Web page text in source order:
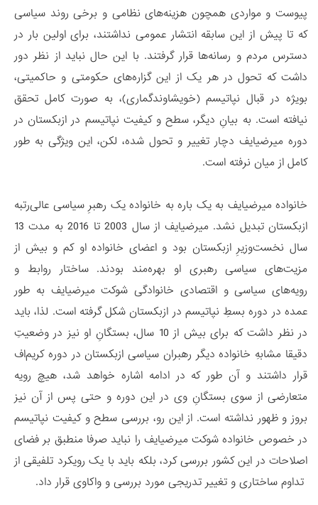
پیوست و مواردی همچون هزینه‌های نظامی و برخی روند سیاسی
که تا پیش از این سابقه انتشار عمومی نداشتند، برای اولین بار در
دسترس مردم و رسانه‌ها قرار گرفتند. با این حال نباید از نظر دور
داشت که تحول در هر یک از این گزاره‌های حکومتی و حاکمیتی،
بویژه در قبال نپاتیسم (خویشاوندگماری)، به صورت کامل تحقق
نیافته است. به بیانِ دیگر، سطح و کیفیت نپاتیسم در ازبکستان در
دوره میرضیایف دچار تغییر و تحول شده، لکن، این ویژگی به طور
کامل از میان نرفته است.
خانواده میرضیایف به یک باره به خانواده یک رهبرِ سیاسی عالی‌رتبه
ازبکستان تبدیل نشد. میرضیایف از سال 2003 تا 2016 به مدت 13
سال نخست‌وزیرِ ازبکستان بود و اعضای خانواده او کم و بیش از
مزیت‌های سیاسی رهبری او بهره‌مند بودند. ساختار روابط و
رویه‌های سیاسی و اقتصادی خانوادگی شوکت میرضیایف به طور
عمده در دوره بسطِ نپاتیسم در ازبکستان شکل گرفته است. لذا، باید
در نظر داشت که برای بیش از 10 سال، بستگانِ او نیز در وضعیتِ
دقیقا مشابهِ خانواده دیگر رهبران سیاسی ازبکستان در دوره کریم‌اف
قرار داشتند و آن طور که در ادامه اشاره خواهد شد، هیچ رویه
متعارضی از سوی بستگانِ وی در این دوره و حتی پس از آن نیز
بروز و ظهور نداشته است. از این رو، بررسی سطح و کیفیت نپاتیسم
در خصوص خانواده شوکت میرضیایف را نباید صرفا منطبق بر فضای
اصلاحات در این کشور بررسی کرد، بلکه باید با یک رویکرد تلفیقی از
تداوم ساختاری و تغییر تدریجی مورد بررسی و واکاوی قرار داد.